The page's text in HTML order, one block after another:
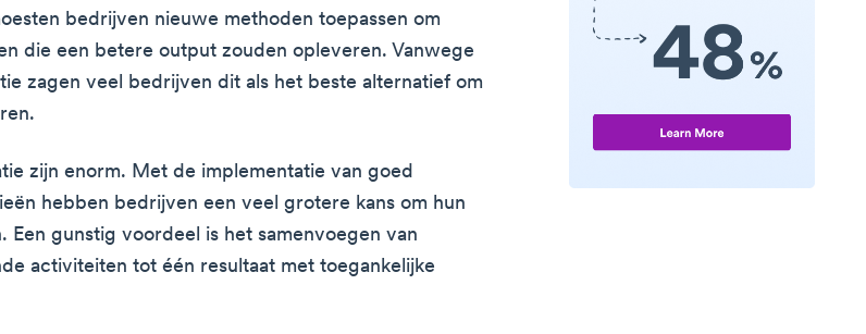
bedrijven nieuwe methoden toepassen om
die een betere output zouden opleveren. Vanwege
zagen veel bedrijven dit als het beste alternatief om
zijn enorm. Met de implementatie van goed
hebben bedrijven een veel grotere kans om hun
gunstig voordeel is het samenvoegen van
activiteiten tot één resultaat met toegankelijke